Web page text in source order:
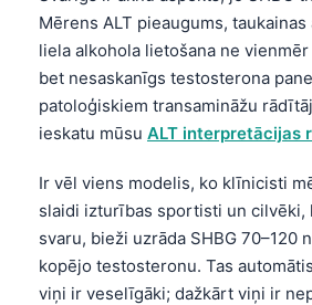
Mērens ALT pieaugums,
liela alkohola lietošana ne vienmēr
bet nesaskanīgs testosterona
patoloģiskiem transamināžu
ieskatu mūsu ALT interpretācijas
Ir vēl viens modelis, ko klīnicisti
slaidi izturības sportisti un cilvēki,
svaru, bieži uzrāda SHBG 70–120
kopējo testosteronu. Tas
viņi ir veselīgāki; dažkārt viņi ir